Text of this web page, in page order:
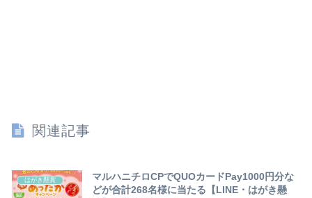
関連記事
はがき懸賞
マルハニチロCPでQUOカードPay1000円分な
どが合計268名様に当たる【LINE・はがき懸